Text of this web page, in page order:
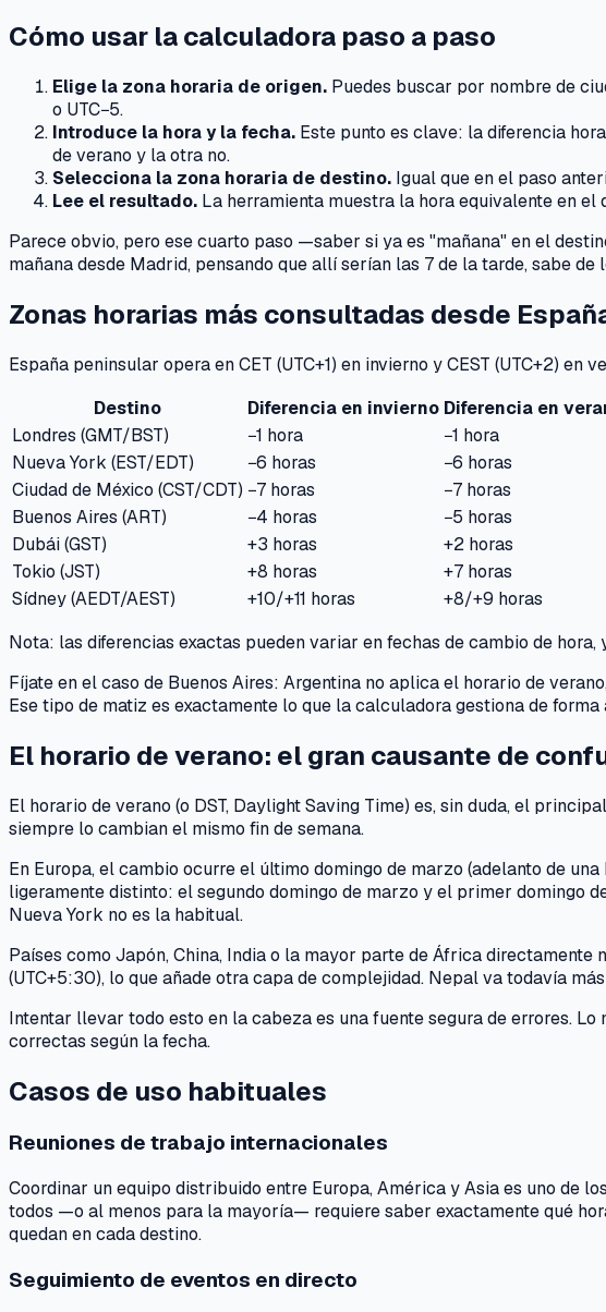
Cómo usar la calculadora paso a paso
Elige la zona horaria de origen. Puedes buscar por nombre de
o UTC−5.
Introduce la hora y la fecha. Este punto es clave: la diferencia
de verano y la otra no.
Selecciona la zona horaria de destino. Igual que en el paso
Lee el resultado. La herramienta muestra la hora equivalente en
Parece obvio, pero ese cuarto paso —saber si ya es "mañana" en el
mañana desde Madrid, pensando que allí serían las 7 de la tarde, sabe de
Zonas horarias más consultadas desde
España peninsular opera en CET (UTC+1) en invierno y CEST (UTC+2)
Destino
Diferencia en invierno Diferencia en
Londres (GMT/BST)
−1 hora
−1 hora
Nueva York (EST/EDT)
−6 horas
−6 horas
Ciudad de México (CST/CDT) −7 horas
−7 horas
Buenos Aires (ART)
−4 horas
−5 horas
Dubái (GST)
+3 horas
+2 horas
Tokio (JST)
+8 horas
+7 horas
Sídney (AEDT/AEST)
+10/+11 horas
+8/+9 horas
Nota: las diferencias exactas pueden variar en fechas de cambio de
Fíjate en el caso de Buenos Aires: Argentina no aplica el horario de
Ese tipo de matiz es exactamente lo que la calculadora gestiona de forma
El horario de verano: el gran causante de
El horario de verano (o DST, Daylight Saving Time) es, sin duda, el
siempre lo cambian el mismo fin de semana.
En Europa, el cambio ocurre el último domingo de marzo (adelanto de
ligeramente distinto: el segundo domingo de marzo y el primer domingo
Nueva York no es la habitual.
Países como Japón, China, India o la mayor parte de África
(UTC+5:30), lo que añade otra capa de complejidad. Nepal va todavía
Intentar llevar todo esto en la cabeza es una fuente segura de errores.
correctas según la fecha.
Casos de uso habituales
Reuniones de trabajo internacionales
Coordinar un equipo distribuido entre Europa, América y Asia es uno de
todos —o al menos para la mayoría— requiere saber exactamente qué
quedan en cada destino.
Seguimiento de eventos en directo